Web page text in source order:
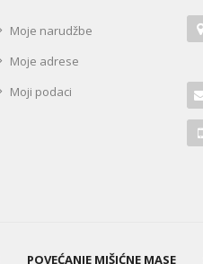
Moje narudžbe
Moje adrese
Moji podaci
POVEĆANJE MIŠIĆNE MASE